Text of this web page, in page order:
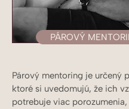
PÁROVÝ
Párový mentoring je určený
ktoré si uvedomujú, že ich
potrebuje viac porozumenia,